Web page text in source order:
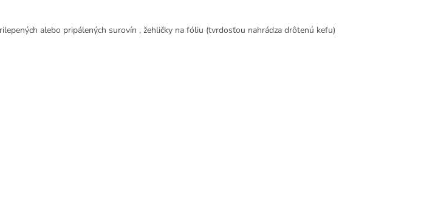
alebo pripálených surovín , žehličky na fóliu (tvrdosťou nahrádza drôtenú kefu)